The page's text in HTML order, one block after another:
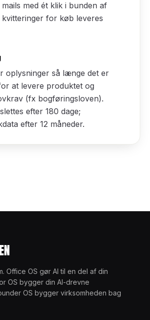
med ét klik i bunden af
for køb leveres
oplysninger så længe det er
at levere produktet og
(fx bogføringsloven).
efter 180 dage;
efter 12 måneder.
Office OS gør AI til en del af din
OS bygger din AI-drevne
OS bygger virksomheden bag